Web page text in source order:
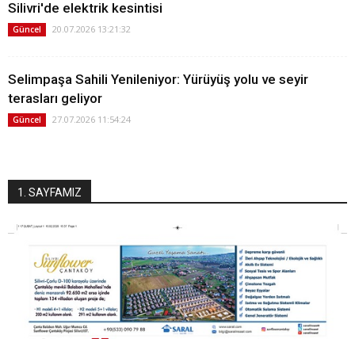
Silivri'de elektrik kesintisi
Güncel 20.07.2026 13:21:32
Selimpaşa Sahili Yenileniyor: Yürüyüş yolu ve seyir
terasları geliyor
Güncel 27.07.2026 11:54:24
1. SAYFAMIZ